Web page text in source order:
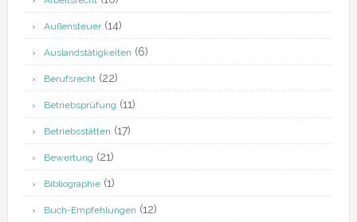
Außensteuer(14)
Auslandstätigkeiten (6)
Berufsrecht(22)
Betriebsprüfung (11)
Betriebsstätten (17)
Bewertung (21)
Bibliographie(1)
Buch-Empfehlungen (12)